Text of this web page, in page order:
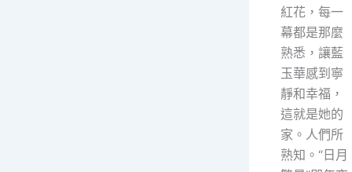
紅花，每一
幕都是那麼
熟悉，讓藍
玉華感到寧
靜和幸福，
這就是她的
家。人們所
熟知。“日月